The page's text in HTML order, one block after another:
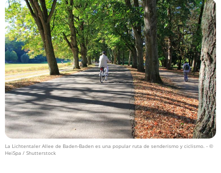
La Lichtentaler Allee de Baden-Baden es una popular ruta de senderismo y ciclismo. - ©
HeiSpa / Shutterstock